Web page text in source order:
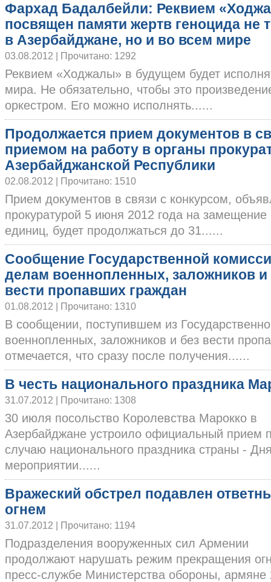
Фархад Бадалбейли: Реквием
посвящен памяти жертв геноцида не
в Азербайджане, но и во всем мире
03.08.2012 | Прочитано: 1292
Реквием «Ходжалы» в будущем будет
мира. Не обязательно, чтобы это
оркестром. Его можно исполнять......
Продолжается прием документов в
приемом на работу в органы
Азербайджанской Республики
02.08.2012 | Прочитано: 1510
Прием документов в связи с конкурсом,
прокуратурой 5 июня 2012 года на
единиц, будет продолжаться до 31......
Сообщение Государственной
делам военнопленных, заложников и
вести пропавших граждан
01.08.2012 | Прочитано: 1310
В сообщении, поступившем из
военнопленных, заложников и без вести
отмечается, что сразу после получения......
В честь национального праздника
31.07.2012 | Прочитано: 1308
30 июля посольство Королевства Марокко в
Азербайджане устроило официальный прием
случаю национального праздника страны -
мероприятии......
Вражеский обстрел подавлен
огнем
31.07.2012 | Прочитано: 1194
Подразделения вооруженных сил Армении
продолжают нарушать режим прекращения
пресс-службе Министерства обороны,